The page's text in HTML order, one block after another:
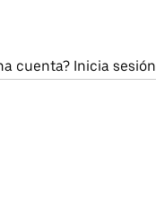
cuenta? Inicia sesión